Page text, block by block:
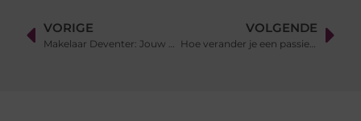
VORIGE
Makelaar Deventer: Jouw Partner bij het Financieren van een Huis
VOLGENDE
Hoe verander je een passie voor cultuur in een succesverhaal?